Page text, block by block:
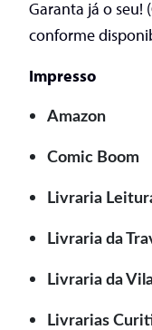
Garanta já o seu!
conforme
Impresso
Amazon
Comic Boom
Livraria
Livraria da
Livraria da
Livrarias